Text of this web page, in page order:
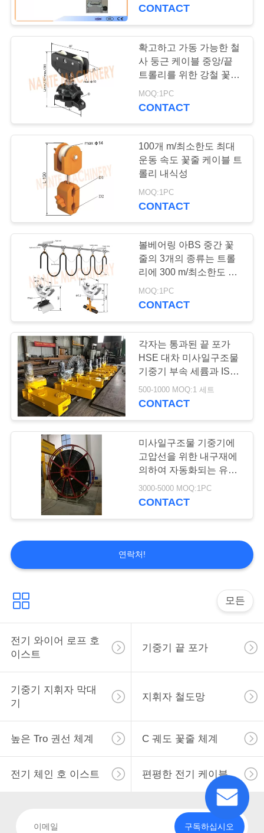
CONTACT
확고하고 가동 가능한 철
사 둥근 케이블 중앙/끝
트롤리를 위한 강철 꽃줄
부속품
MOQ:1PC
CONTACT
100개 m/최소한도 최대
운동 속도 꽃줄 케이블 트
롤리 내식성
MOQ:1PC
CONTACT
볼베어링 아BS 중간 꽃
줄의 3개의 종류는 트롤
리에 300 m/최소한도 운
동 속도 케이블을 답니다
MOQ:1PC
CONTACT
각자는 통과된 끝 포가
HSE 대차 미사일구조물
기중기 부속 세륨과 ISO
를 디자인했습니다
500-1000 MOQ:1 세트
CONTACT
미사일구조물 기중기에
고압선을 위한 내구재에
의하여 자동화되는 유형
기중기 케이블 권선
3000-5000 MOQ:1PC
CONTACT
연락처!
모든
전기 와이어 로프 호
이스트
기중기 끝 포가
기중기 지휘자 막대
기
지휘자 철도망
높은 Tro 권선 체계 C 궤도 꽃줄 체계
전기 체인 호 이스트 편평한 전기 케이블
구독하십시오